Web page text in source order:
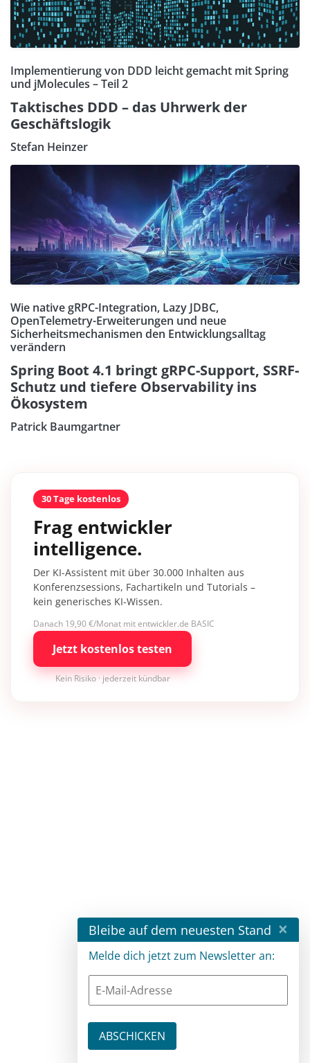
Implementierung von DDD leicht gemacht mit Spring
und jMolecules – Teil 2
Taktisches DDD – das Uhrwerk der
Geschäftslogik
Stefan Heinzer
Wie native gRPC-Integration, Lazy JDBC,
OpenTelemetry-Erweiterungen und neue
Sicherheitsmechanismen den Entwicklungsalltag
verändern
Spring Boot 4.1 bringt gRPC-Support, SSRF-
Schutz und tiefere Observability ins
Ökosystem
Patrick Baumgartner
30 Tage kostenlos
Frag entwickler
intelligence.
Der KI-Assistent mit über 30.000 Inhalten aus
Konferenzsessions, Fachartikeln und Tutorials –
kein generisches KI-Wissen.
Danach 19,90 €/Monat mit entwickler.de BASIC
Jetzt kostenlos testen
Kein Risiko · jederzeit kündbar
Bleibe auf dem neuesten Stand ×
Melde dich jetzt zum Newsletter an: